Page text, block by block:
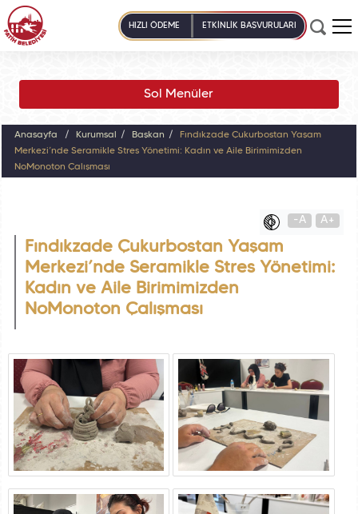
HIZLI ÖDEME ETKİNLİK BAŞVURULARI
Sol Menüler
Anasayfa Kurumsal Başkan
Fındıkzade Çukurbostan Yaşam
Merkezi’nde Seramikle Stres Yönetimi: Kadın ve Aile Birimimizden
NoMonoton Çalışması
-A A+
Fındıkzade Çukurbostan Yaşam
Merkezi’nde Seramikle Stres Yönetimi:
Kadın ve Aile Birimimizden
NoMonoton Çalışması